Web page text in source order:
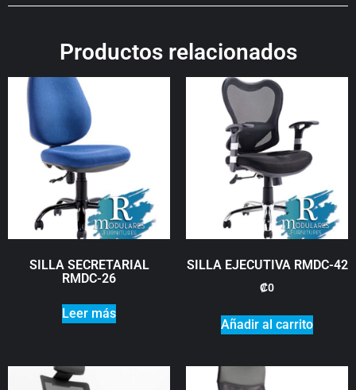
Productos relacionados
SILLA SECRETARIAL
RMDC-26
Leer más
SILLA EJECUTIVA RMDC-42
₡0
Añadir al carrito